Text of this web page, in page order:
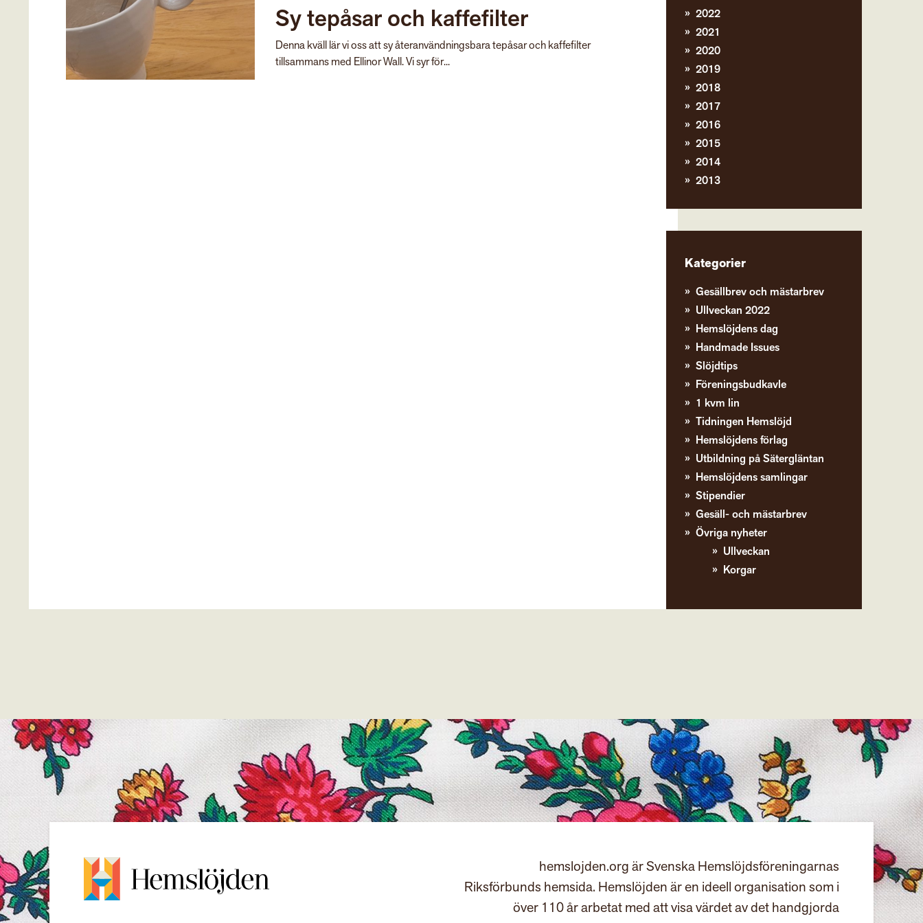
Sy tepåsar och kaffefilter
Denna kväll lär vi oss att sy återanvändningsbara tepåsar och kaffefilter
tillsammans med Ellinor Wall. Vi syr för...
2022
2021
2020
2019
2018
2017
2016
2015
2014
2013
Kategorier
Gesällbrev och mästarbrev
Ullveckan 2022
Hemslöjdens dag
Handmade Issues
Slöjdtips
Föreningsbudkavle
1 kvm lin
Tidningen Hemslöjd
Hemslöjdens förlag
Utbildning på Sätergläntan
Hemslöjdens samlingar
Stipendier
Gesäll- och mästarbrev
Övriga nyheter
Ullveckan
Korgar
hemslojden.org är Svenska Hemslöjdsföreningarnas
Riksförbunds hemsida. Hemslöjden är en ideell organisation som i
över 110 år arbetat med att visa värdet av det handgjorda